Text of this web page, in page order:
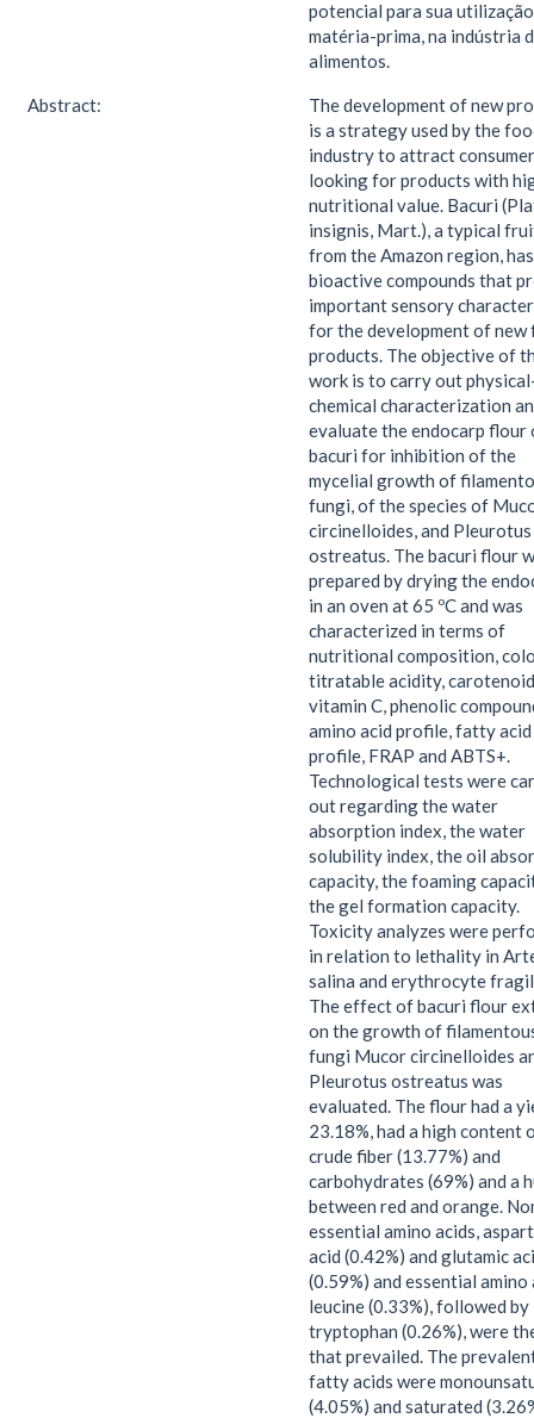
potencial para sua
matéria-prima, na indústria
alimentos.
Abstract:
The development of new
is a strategy used by the
industry to attract
looking for products with
nutritional value. Bacuri
insignis, Mart.), a typical
from the Amazon region, has
bioactive compounds that
important sensory
for the development of new
products. The objective of
work is to carry out
chemical characterization
evaluate the endocarp flour
bacuri for inhibition of the
mycelial growth of
fungi, of the species of
circinelloides, and Pleurotus
ostreatus. The bacuri flour
prepared by drying the
in an oven at 65 ºC and was
characterized in terms of
nutritional composition,
titratable acidity,
vitamin C, phenolic
amino acid profile, fatty acid
profile, FRAP and ABTS+.
Technological tests were
out regarding the water
absorption index, the water
solubility index, the oil
capacity, the foaming
the gel formation capacity.
Toxicity analyzes were
in relation to lethality in
salina and erythrocyte
The effect of bacuri flour
on the growth of
fungi Mucor circinelloides
Pleurotus ostreatus was
evaluated. The flour had a
23.18%, had a high content
crude fiber (13.77%) and
carbohydrates (69%) and a
between red and orange.
essential amino acids,
acid (0.42%) and glutamic
(0.59%) and essential amino
leucine (0.33%), followed by
tryptophan (0.26%), were
that prevailed. The
fatty acids were
(4.05%) and saturated